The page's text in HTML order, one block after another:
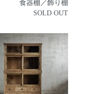
食器棚／飾り棚
SOLD OUT